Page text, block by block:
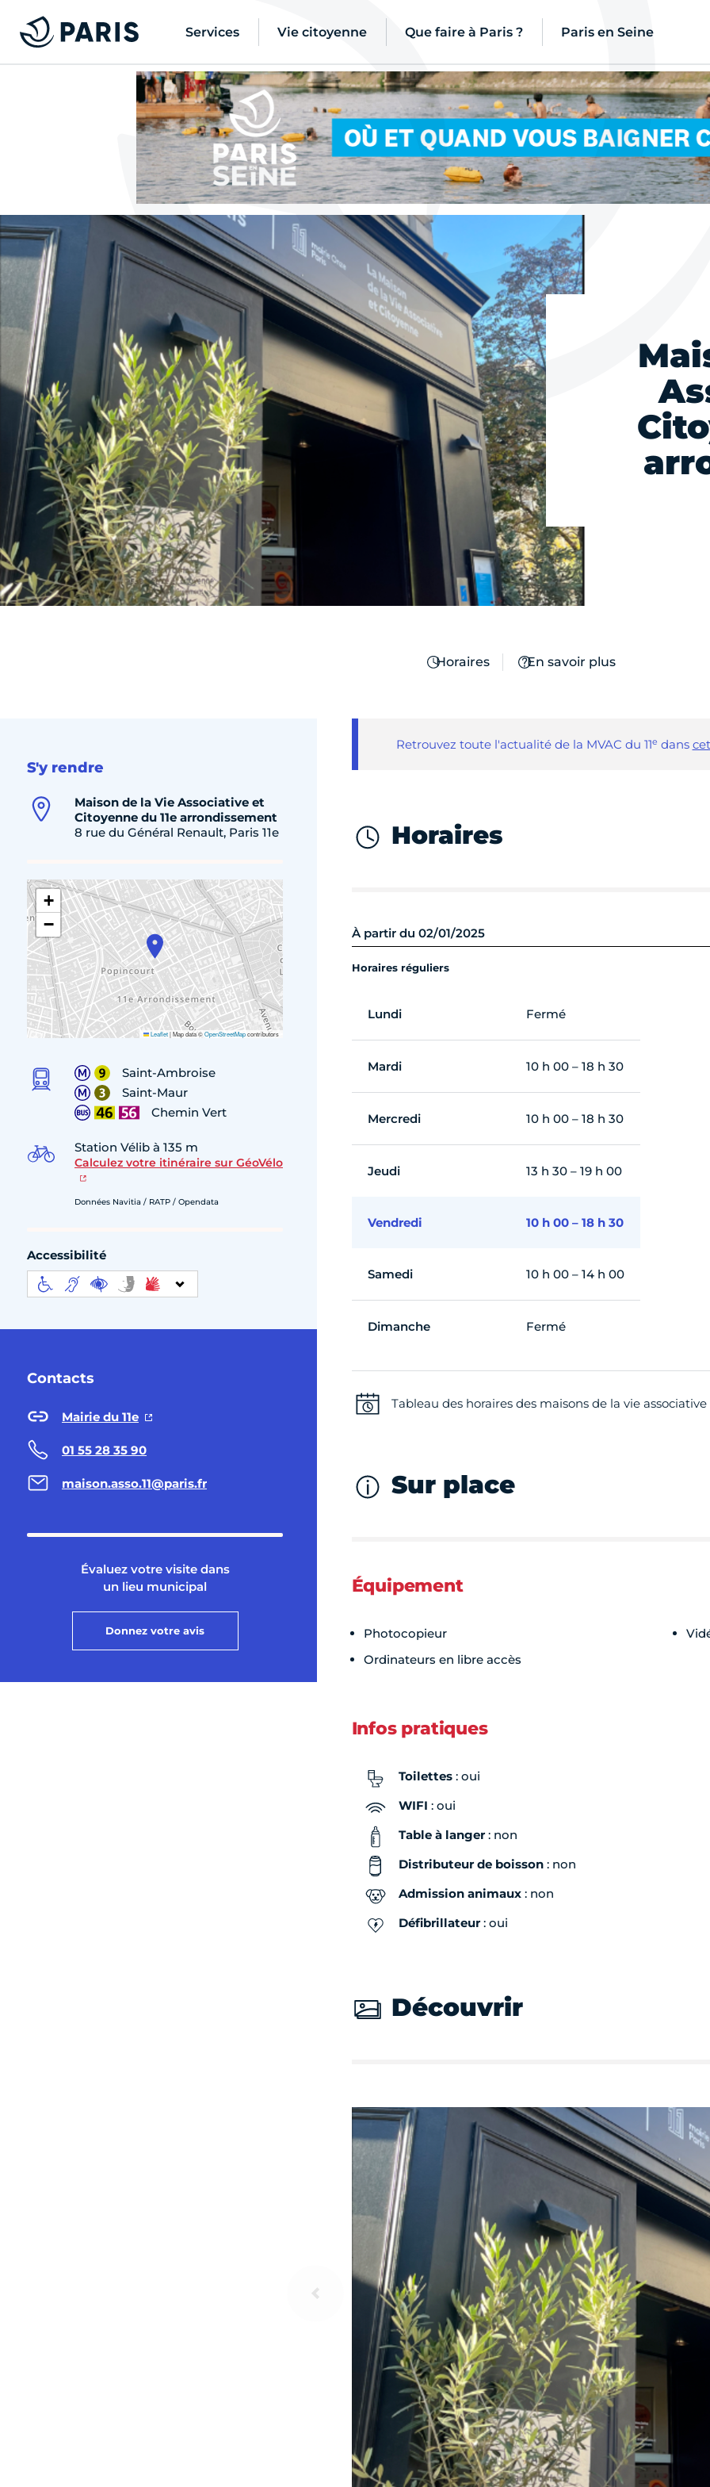
Services Vie citoyenne Que faire à Paris ? Paris en Seine
Horaires En savoir plus
S'y rendre
Maison de la Vie Associative et
Citoyenne du 11e arrondissement
8 rue du Général Renault, Paris 11e
+
−
Leaflet|Map data ©OpenStreetMapcontributors
Saint-Ambroise
Saint-Maur
Chemin Vert
Station Vélib à 135 m
Calculez votre itinéraire sur GéoVélo
Données Navitia / RATP / Opendata
Accessibilité
Contacts
Mairie du 11e
01 55 28 35 90
maison.asso.11@paris.fr
Évaluez votre visite dans
un lieu municipal
Donnez votre avis
Retrouvez toute l'actualité de la MVAC du 11e dans
Horaires
À partir du 02/01/2025
Horaires réguliers
Lundi Fermé
Mardi 10 h 00 – 18 h 30
Mercredi 10 h 00 – 18 h 30
Jeudi 13 h 30 – 19 h 00
Vendredi 10 h 00 – 18 h 30
Samedi 10 h 00 – 14 h 00
Dimanche Fermé
Tableau des horaires des maisons de la vie
Sur place
Équipement
Photocopieur
Ordinateurs en libre accès
Infos pratiques
Toilettes: oui
WIFI : oui
Table à langer: non
Distributeur de boisson: non
Admission animaux: non
Défibrillateur: oui
Découvrir